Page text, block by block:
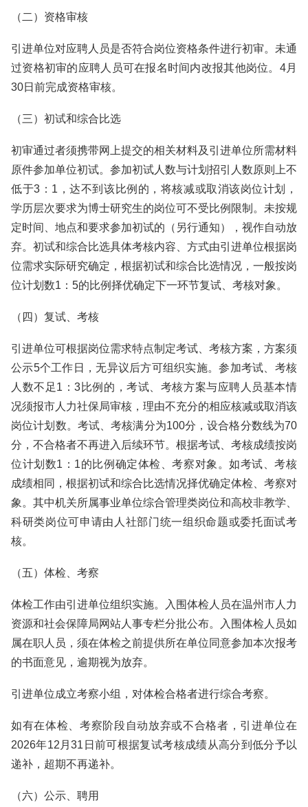
（二）资格审核
引进单位对应聘人员是否符合岗位资格条件进行初审。未通
过资格初审的应聘人员可在报名时间内改报其他岗位。4月
30日前完成资格审核。
（三）初试和综合比选
初审通过者须携带网上提交的相关材料及引进单位所需材料
原件参加单位初试。参加初试人数与计划招引人数原则上不
低于3：1，达不到该比例的，将核减或取消该岗位计划，
学历层次要求为博士研究生的岗位可不受比例限制。未按规
定时间、地点和要求参加初试的（另行通知），视作自动放
弃。初试和综合比选具体考核内容、方式由引进单位根据岗
位需求实际研究确定，根据初试和综合比选情况，一般按岗
位计划数1：5的比例择优确定下一环节复试、考核对象。
（四）复试、考核
引进单位可根据岗位需求特点制定考试、考核方案，方案须
公示5个工作日，无异议后方可组织实施。参加考试、考核
人数不足1：3比例的，考试、考核方案与应聘人员基本情
况须报市人力社保局审核，理由不充分的相应核减或取消该
岗位计划数。考试、考核满分为100分，设合格分数线为70
分，不合格者不再进入后续环节。根据考试、考核成绩按岗
位计划数1：1的比例确定体检、考察对象。如考试、考核
成绩相同，根据初试和综合比选情况择优确定体检、考察对
象。其中机关所属事业单位综合管理类岗位和高校非教学、
科研类岗位可申请由人社部门统一组织命题或委托面试考
核。
（五）体检、考察
体检工作由引进单位组织实施。入围体检人员在温州市人力
资源和社会保障局网站人事专栏分批公布。入围体检人员如
属在职人员，须在体检之前提供所在单位同意参加本次报考
的书面意见，逾期视为放弃。
引进单位成立考察小组，对体检合格者进行综合考察。
如有在体检、考察阶段自动放弃或不合格者，引进单位在
2026年12月31日前可根据复试考核成绩从高分到低分予以
递补，超期不再递补。
（六）公示、聘用